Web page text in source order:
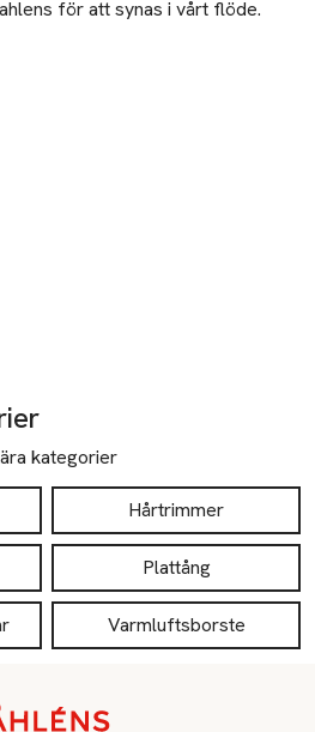
för att synas i vårt flöde.
kategorier
Hårtrimmer
Plattång
Varmluftsborste